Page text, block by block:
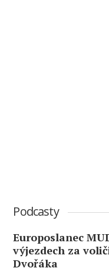
Podcasty
Europoslanec
výjezdech za
Dvořáka